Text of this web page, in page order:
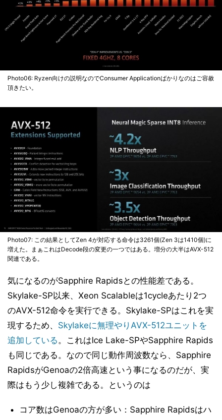
Photo06: Ryzen向けの説明なのでConsumer Applicationばかりなのはご容赦
頂きたい。
Photo07: この結果としてZen 4が対応する命令は3261個(Zen 3は1410個)に
増えた。まぁこれはDecode段の変更の一つではある。増分の大半はAVX-512
関連である。
気になるのがSapphire Rapidsとの性能差である。
Skylake-SP以来、Xeon Scalableは1cycleあたり2つ
のAVX-512命令を実行できる。Skylake-SPはこれを実
現するため、 Skylakeに無理やりAVX-512ユニットを
追加している。これはIce Lake-SPやSapphire Rapids
も同じである。なので同じ動作周波数なら、Sapphire
RapidsがGenoaの2倍高速という事になるのだが、実
際はもう少し複雑である。というのは
コア数はGenoaの方が多い：Sapphire Rapidsはハ